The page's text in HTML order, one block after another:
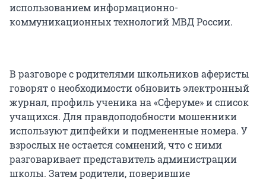
использованием информационно-
коммуникационных технологий МВД России.
В разговоре с родителями школьников аферисты
говорят о необходимости обновить электронный
журнал, профиль ученика на «Сферуме» и список
учащихся. Для правдоподобности мошенники
используют дипфейки и подмененные номера. У
взрослых не остается сомнений, что с ними
разговаривает представитель администрации
школы. Затем родители, поверившие